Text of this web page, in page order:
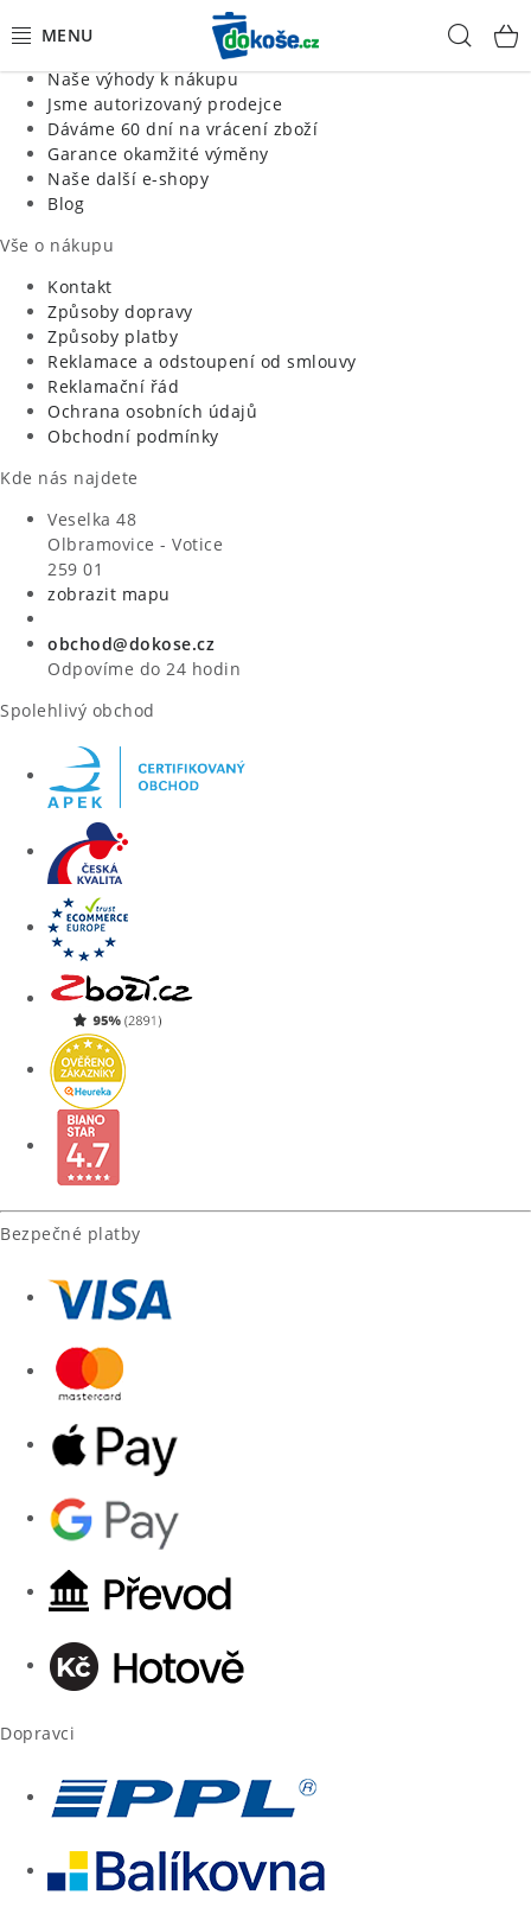
Jsme tradiční česká firma
Naše výhody k nákupu
Jsme autorizovaný prodejce
Dáváme 60 dní na vrácení zboží
Garance okamžité výměny
Naše další e-shopy
Blog
Vše o nákupu
Kontakt
Způsoby dopravy
Způsoby platby
Reklamace a odstoupení od smlouvy
Reklamační řád
Ochrana osobních údajů
Obchodní podmínky
Kde nás najdete
Veselka 48
Olbramovice - Votice
259 01
zobrazit mapu
obchod@dokose.cz
Odpovíme do 24 hodin
Spolehlivý obchod
Bezpečné platby
Dopravci
KOŠE
SÁČKY
KUCHYNĚ
ORGANIZACE
DOMÁCNOST
ÚKLID
VÝPRODEJ
ZNAČKY
Úvod Kontakt Blog
Moje objednávka